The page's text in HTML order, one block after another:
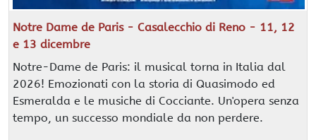
Notre Dame de Paris - Casalecchio di Reno - 11, 12
e 13 dicembre
Notre-Dame de Paris: il musical torna in Italia dal
2026! Emozionati con la storia di Quasimodo ed
Esmeralda e le musiche di Cocciante. Un'opera senza
tempo, un successo mondiale da non perdere.